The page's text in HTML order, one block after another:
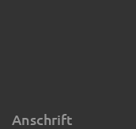
Anschrift